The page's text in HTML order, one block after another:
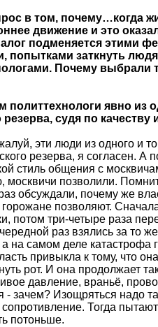
в том, почему…когда
движение и это
подменяется этими
попытками заткнуть
Почему выбрали
политтехнологи явно из
резерва, судя по качеству
эти люди из одного и
резерва, я согласен. А
стиль общения с
москвичи позволили.
обсуждали, почему же
горожане позволяют.
потом три-четыре раза
раз взялись за то
а на самом деле катастрофа
привыкла к тому, что
рот. И она продолжает
давление, враньё,
- зачем? Изощряться надо
Тогда
потоньше.